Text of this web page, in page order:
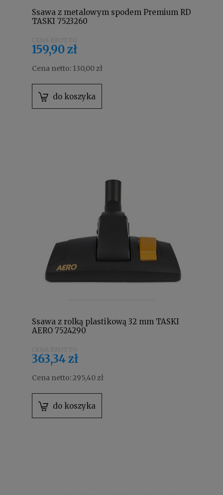
Ssawa z metalowym spodem Premium RD
TASKI 7523260
159,90 zł
Cena netto: 130,00 zł
do koszyka
Ssawa z rolką plastikową 32 mm TASKI
AERO 7524290
363,34 zł
Cena netto:295,40 zł
do koszyka